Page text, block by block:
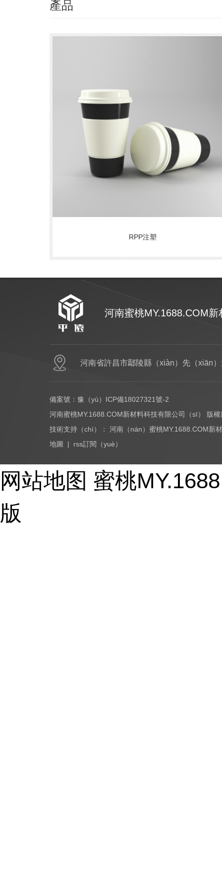
產品
（pǐn）推
薦
RPP注塑
河南蜜桃MY.1688.COM
河南省許昌市鄢陵縣（xiàn）先（xiān
備案號： 豫（yù）ICP備18027321號-2
河南蜜桃MY.1688.COM新材料科技有限公司（sī） 版權
技術支持（chí）： 河南（nán）蜜桃MY.1688.COM新
地圖
| rss訂閱（yuè）
网站地图 蜜桃
版